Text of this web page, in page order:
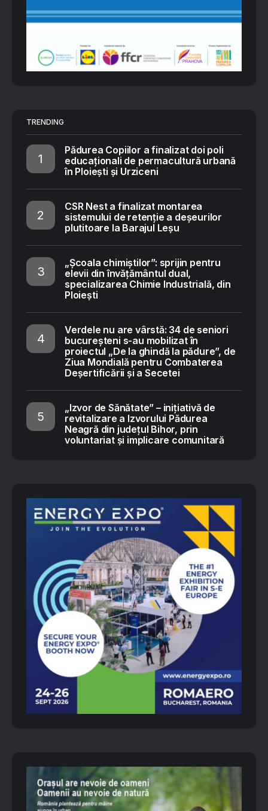
TRENDING
Pădurea Copiilor a finalizat doi poli
educaționali de permacultură urbană
în Ploiești și Urziceni
CSR Nest a finalizat montarea
sistemului de retenție a deșeurilor
plutitoare la Barajul Leșu
„Școala chimiștilor”: sprijin pentru
elevii din învățământul dual,
specializarea Chimie Industrială, din
Ploiești
Verdele nu are vârstă: 34 de seniori
bucureșteni s-au mobilizat în
proiectul „De la ghindă la pădure”, de
Ziua Mondială pentru Combaterea
Deșertificării și a Secetei
„Izvor de Sănătate” – inițiativă de
revitalizare a Izvorului Pădurea
Neagră din județul Bihor, prin
voluntariat și implicare comunitară